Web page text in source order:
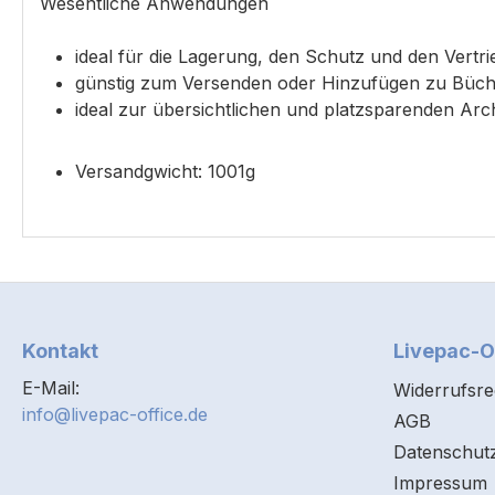
ideal für die Lagerung, den Schutz und den
günstig zum Versenden oder Hinzufügen zu
ideal zur übersichtlichen und platzsparenden
Versandgwicht: 1001g
Kontakt
E-Mail:
info@livepac-office.de
Livepac-
AGB
Impressum